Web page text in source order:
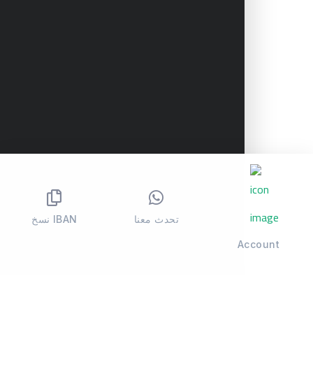
نسخ IBAN تحدث معنا
Account